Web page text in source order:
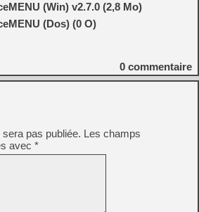
(Win) v2.7.0 (2,8 Mo)
(Dos) (0 O)
0 commentaire
pas publiée. Les champs
avec *